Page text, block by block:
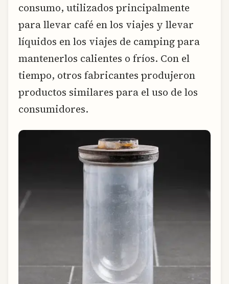
consumo, utilizados principalmente
para llevar café en los viajes y llevar
líquidos en los viajes de camping para
mantenerlos calientes o fríos. Con el
tiempo, otros fabricantes produjeron
productos similares para el uso de los
consumidores.